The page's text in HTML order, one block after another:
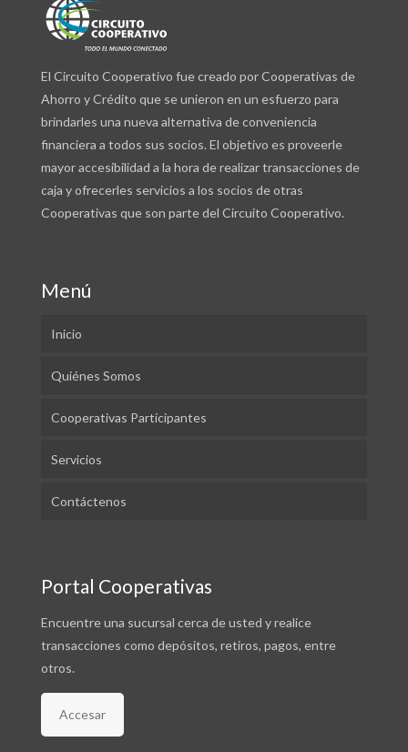
El Circuito Cooperativo fue creado por Cooperativas de
Ahorro y Crédito que se unieron en un esfuerzo para
brindarles una nueva alternativa de conveniencia
financiera a todos sus socios. El objetivo es proveerle
mayor accesibilidad a la hora de realizar transacciones de
caja y ofrecerles servicios a los socios de otras
Cooperativas que son parte del Circuito Cooperativo.
Menú
Inicio
Quiénes Somos
Cooperativas Participantes
Servicios
Contáctenos
Portal Cooperativas
Encuentre una sucursal cerca de usted y realice
transacciones como depósitos, retiros, pagos, entre
otros.
Accesar